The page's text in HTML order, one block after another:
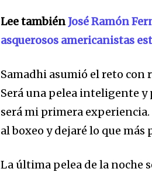
Lee también José Ramón
asquerosos americanistas
Samadhi asumió el reto con
Será una pelea inteligente y
será mi primera
al boxeo y dejaré lo que más
La última pelea de la noche